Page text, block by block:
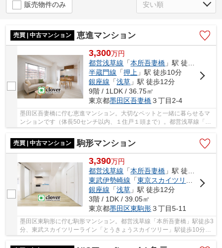
販売物件のみ
売買 | 中古マンション 恵進マンション
3,300万円
都営浅草線 「本所吾妻橋 」駅 徒歩1分
半蔵門線 「押上 」駅 徒歩10分
銀座線 「浅草 」駅 徒歩12分
9階 / 1LDK / 36.75㎡
東京都墨田区吾妻橋３丁目2-4
墨田区吾妻橋に佇む恵進マンション。大切なペットと一緒に暮らせるマ
ンションです（体長50センチ以内、１住戸１頭まで）。都営浅草線「本
所吾妻橋」駅から徒歩１分という立地のため、...
売買 | 中古マンション
駒形マンション
3,390万円
都営浅草線 「本所吾妻橋 」駅 徒歩3分
東武伊勢崎線 「東京スカイツリー
」駅 徒
銀座線 「浅草 」駅 徒歩12分
3階 / 1DK / 39.05㎡
東京都墨田区東駒形３丁目5-11
墨田区東駒形に佇む駒形マンション。都営浅草線「本所吾妻橋」駅徒歩3
分、東武スカイツリーライン「とうきょうスカイツリー」駅徒歩10分、
銀座線他、「浅草」駅徒歩12分。建物隣にコン...